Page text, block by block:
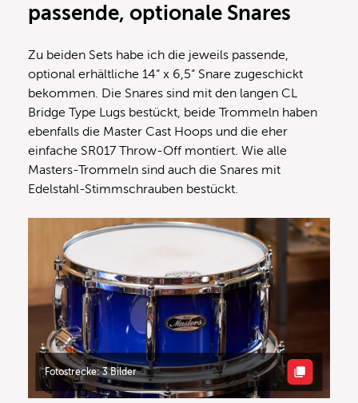
passende, optionale Snares
Zu beiden Sets habe ich die jeweils passende,
optional erhältliche 14“ x 6,5“ Snare zugeschickt
bekommen. Die Snares sind mit den langen CL
Bridge Type Lugs bestückt, beide Trommeln haben
ebenfalls die Master Cast Hoops und die eher
einfache SR017 Throw-Off montiert. Wie alle
Masters-Trommeln sind auch die Snares mit
Edelstahl-Stimmschrauben bestückt.
Fotostrecke: 3 Bilder